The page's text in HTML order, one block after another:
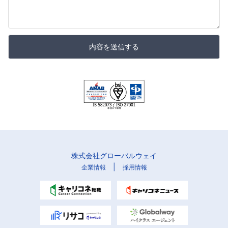
内容を送信する
株式会社グローバルウェイ
企業情報 採用情報